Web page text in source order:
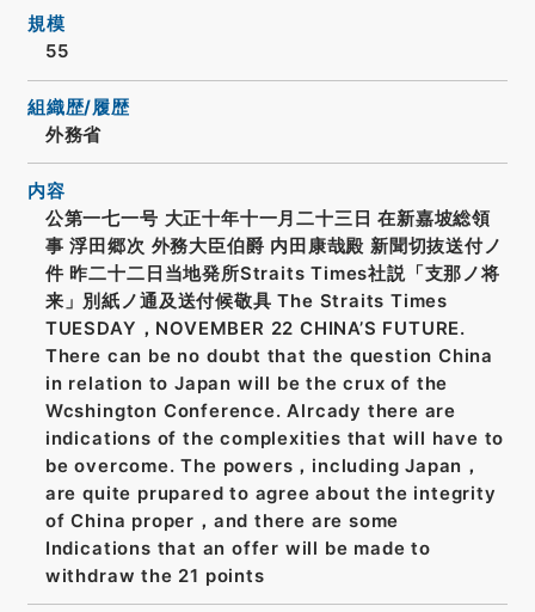
規模
55
組織歴/履歴
外務省
内容
公第一七一号 大正十年十一月二十三日 在新嘉坡総領
事 浮田郷次 外務大臣伯爵 内田康哉殿 新聞切抜送付ノ
件 昨二十二日当地発所Straits Times社説「支那ノ将
来」別紙ノ通及送付候敬具 The Straits Times
TUESDAY，NOVEMBER 22 CHINA’S FUTURE.
There can be no doubt that the question China
in relation to Japan will be the crux of the
Wcshington Conference. Alrcady there are
indications of the complexities that will have to
be overcome. The powers，including Japan，
are quite prupared to agree about the integrity
of China proper，and there are some
Indications that an offer will be made to
withdraw the 21 points